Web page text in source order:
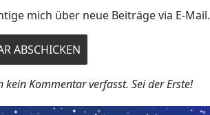
mich über neue Beiträge via E-Mail.
kein Kommentar verfasst. Sei der Erste!